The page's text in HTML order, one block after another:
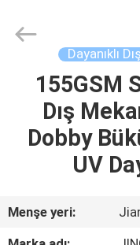
ÜRÜN:%
HAKKIMIZDA
Textile
Co.,Ltd.
Dayanıklı
155GSM
Dış
Dobby
UV
Menşe yeri: